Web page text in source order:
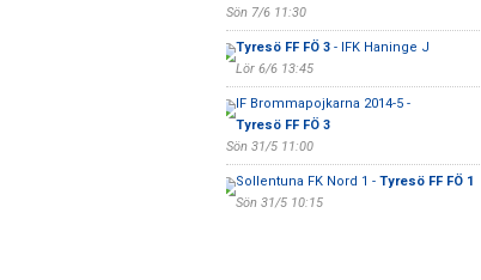
Sön 7/6 11:30
Tyresö FF FÖ 3- IFK Haninge J
Lör 6/6 13:45
IF Brommapojkarna 2014-5 -
Tyresö FF FÖ 3
Sön 31/5 11:00
Sollentuna FK Nord 1 - Tyresö FF FÖ 1
Sön 31/5 10:15